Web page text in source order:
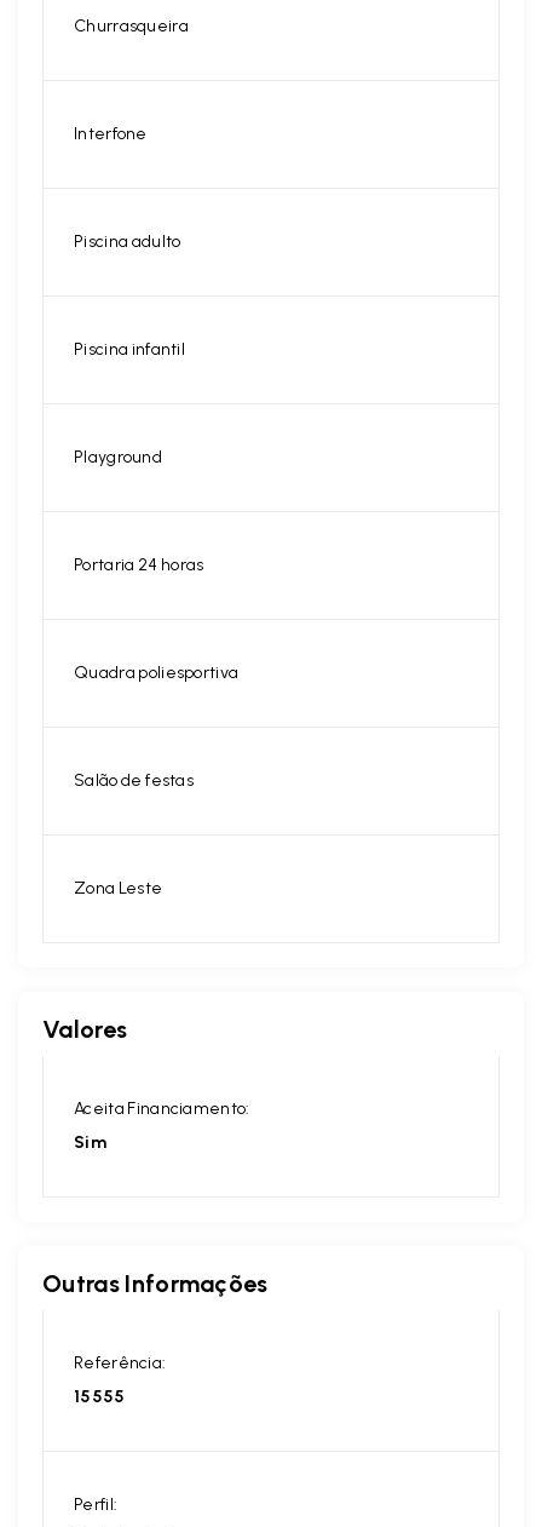
Churrasqueira
Interfone
Piscina adulto
Piscina infantil
Playground
Portaria 24 horas
Quadra poliesportiva
Salão de festas
Zona Leste
Valores
Aceita Financiamento:
Sim
Outras Informações
Referência:
15555
Perfil: